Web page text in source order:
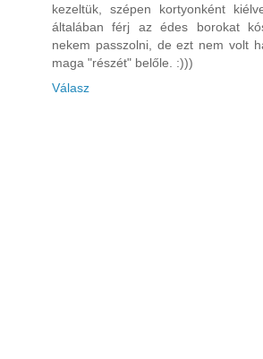
kezeltük, szépen kortyonként
általában férj az édes borokat
nekem passzolni, de ezt nem volt
maga "részét" belőle. :)))
Válasz